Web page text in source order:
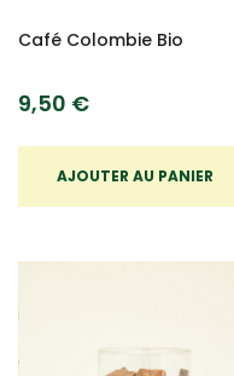
Café Colombie Bio
9,50 €
AJOUTER AU PANIER